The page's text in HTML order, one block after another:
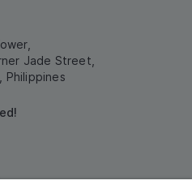
Jade Street,
Philippines